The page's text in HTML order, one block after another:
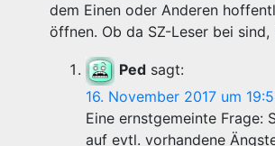
dem Einen oder Anderen
öffnen. Ob da SZ-Leser bei
Ped sagt:
16. November 2017 um
Eine ernstgemeinte Frage:
auf evtl. vorhandene